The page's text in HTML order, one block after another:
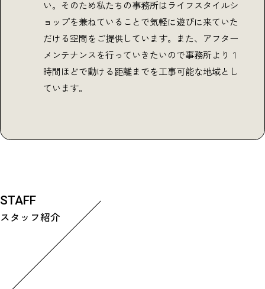
い。そのため私たちの事務所はライフスタイルシ
ョップを兼ねていることで気軽に遊びに来ていた
だける空間をご提供しています。また、アフター
メンテナンスを行っていきたいので事務所より１
時間ほどで動ける距離までを工事可能な地域とし
ています。
STAFF
スタッフ紹介